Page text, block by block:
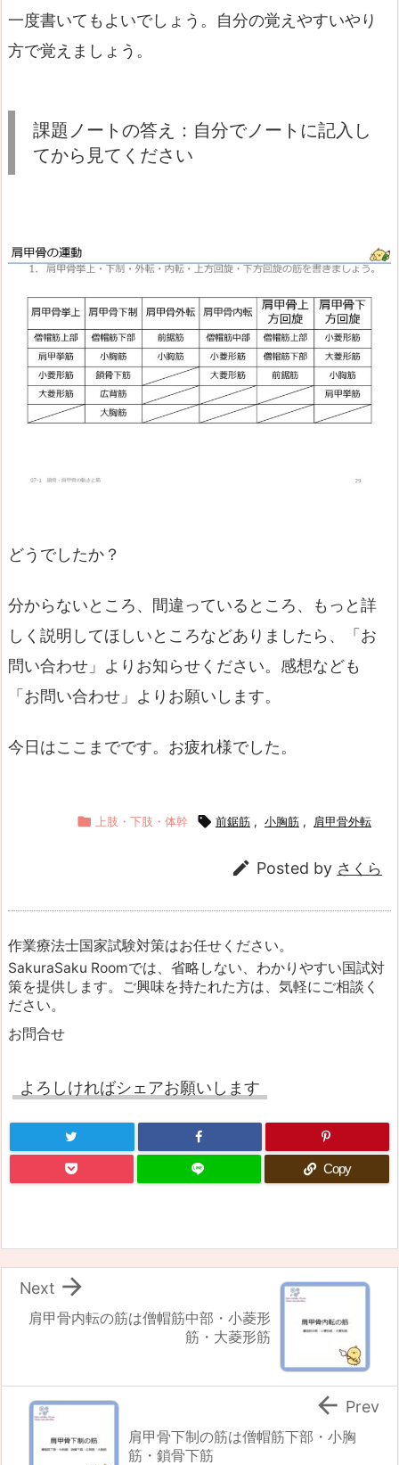
一度書いてもよいでしょう。自分の覚えやすいやり
方で覚えましょう。
課題ノートの答え：自分でノートに記入し
てから見てください
どうでしたか？
分からないところ、間違っているところ、もっと詳
しく説明してほしいところなどありましたら、「お
問い合わせ」よりお知らせください。感想なども
「お問い合わせ」よりお願いします。
今日はここまでです。お疲れ様でした。
 上肢・下肢・体幹  前鋸筋 , 小胸筋 , 肩甲骨外転
 Posted by さくら
作業療法士国家試験対策はお任せください。
SakuraSaku Roomでは、省略しない、わかりやすい国試対
策を提供します。ご興味を持たれた方は、気軽にご相談く
ださい。
お問合せ
よろしければシェアお願いします
Copy
肩甲骨内転の筋は僧帽筋中部・小菱形
筋・大菱形筋

Next
肩甲骨下制の筋は僧帽筋下部・小胸
筋・鎖骨下筋
 Prev